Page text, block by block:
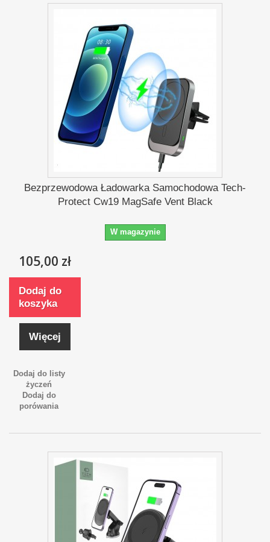
Bezprzewodowa Ładowarka Samochodowa Tech-
Protect Cw19 MagSafe Vent Black
W magazynie
105,00 zł
Dodaj do
koszyka
Więcej
Dodaj do listy
życzeń
Dodaj do
porówania